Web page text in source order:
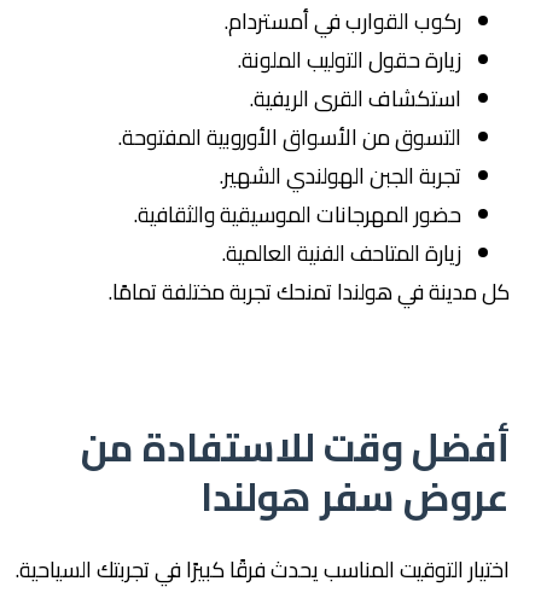
ركوب القوارب في أمستردام.
زيارة حقول التوليب الملونة.
استكشاف القرى الريفية.
التسوق من الأسواق الأوروبية المفتوحة.
تجربة الجبن الهولندي الشهير.
حضور المهرجانات الموسيقية والثقافية.
زيارة المتاحف الفنية العالمية.
مدينة في هولندا تمنحك تجربة مختلفة تمامًا.
وقت للاستفادة من
سفر هولندا
التوقيت المناسب يحدث فرقًا كبيرًا في تجربتك السياحية.